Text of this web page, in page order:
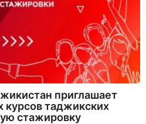
приглашает
курсов таджикских
стажировку